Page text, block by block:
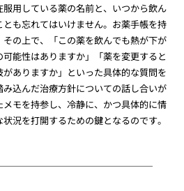
用している薬の名前と、いつから飲ん
も忘れてはいけません。お薬手帳を持
の上で、「この薬を飲んでも熱が下が
能性はありますか」「薬を変更すると
ありますか」といった具体的な質問を
込んだ治療方針についての話し合いが
モを持参し、冷静に、かつ具体的に情
況を打開するための鍵となるのです。